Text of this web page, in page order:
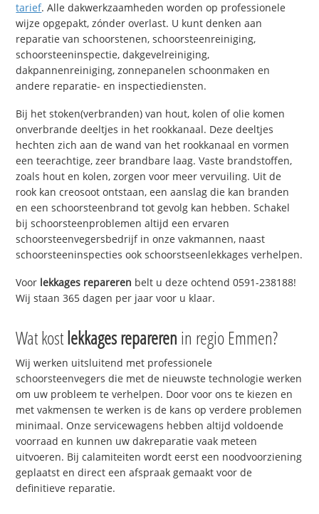
tarief. Alle dakwerkzaamheden worden op professionele
wijze opgepakt, zónder overlast. U kunt denken aan
reparatie van schoorstenen, schoorsteenreiniging,
schoorsteeninspectie, dakgevelreiniging,
dakpannenreiniging, zonnepanelen schoonmaken en
andere reparatie- en inspectiediensten.
Bij het stoken(verbranden) van hout, kolen of olie komen
onverbrande deeltjes in het rookkanaal. Deze deeltjes
hechten zich aan de wand van het rookkanaal en vormen
een teerachtige, zeer brandbare laag. Vaste brandstoffen,
zoals hout en kolen, zorgen voor meer vervuiling. Uit de
rook kan creosoot ontstaan, een aanslag die kan branden
en een schoorsteenbrand tot gevolg kan hebben. Schakel
bij schoorsteenproblemen altijd een ervaren
schoorsteenvegersbedrijf in onze vakmannen, naast
schoorsteeninspecties ook schoorstseenlekkages verhelpen.
Voor lekkages repareren belt u deze ochtend 0591-238188!
Wij staan 365 dagen per jaar voor u klaar.
Wat kostlekkages repareren in regio Emmen?
Wij werken uitsluitend met professionele
schoorsteenvegers die met de nieuwste technologie werken
om uw probleem te verhelpen. Door voor ons te kiezen en
met vakmensen te werken is de kans op verdere problemen
minimaal. Onze servicewagens hebben altijd voldoende
voorraad en kunnen uw dakreparatie vaak meteen
uitvoeren. Bij calamiteiten wordt eerst een noodvoorziening
geplaatst en direct een afspraak gemaakt voor de
definitieve reparatie.